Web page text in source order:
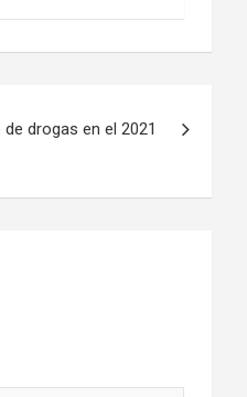
drogas en el 2021